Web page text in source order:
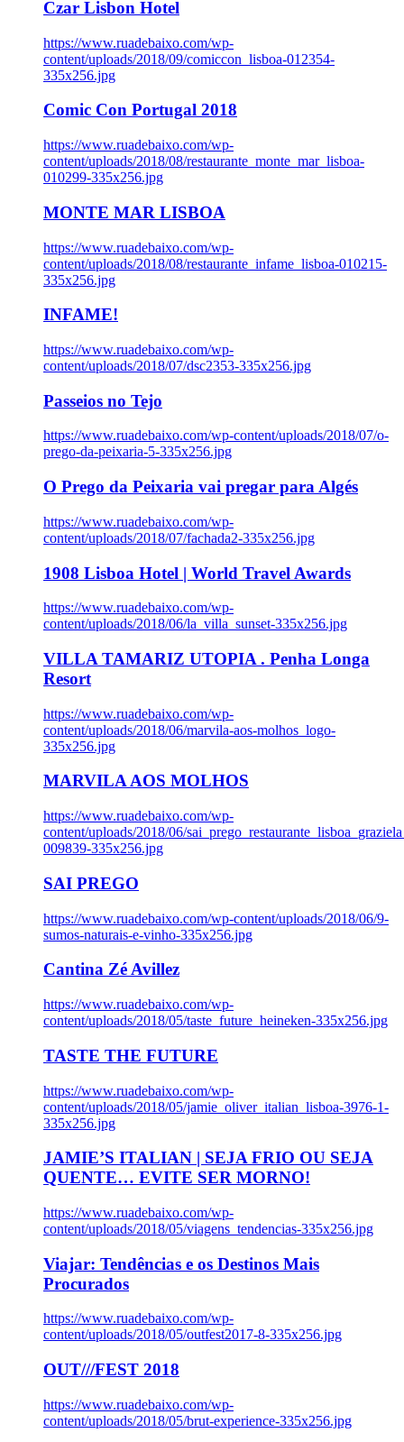
Czar Lisbon Hotel
https://www.ruadebaixo.com/wp-
content/uploads/2018/09/comiccon_lisboa-012354-
335x256.jpg
Comic Con Portugal 2018
https://www.ruadebaixo.com/wp-
content/uploads/2018/08/restaurante_monte_mar_lisboa-
010299-335x256.jpg
MONTE MAR LISBOA
https://www.ruadebaixo.com/wp-
content/uploads/2018/08/restaurante_infame_lisboa-010215-
335x256.jpg
INFAME!
https://www.ruadebaixo.com/wp-
content/uploads/2018/07/dsc2353-335x256.jpg
Passeios no Tejo
https://www.ruadebaixo.com/wp-content/uploads/2018/07/o-
prego-da-peixaria-5-335x256.jpg
O Prego da Peixaria vai pregar para Algés
https://www.ruadebaixo.com/wp-
content/uploads/2018/07/fachada2-335x256.jpg
1908 Lisboa Hotel | World Travel Awards
https://www.ruadebaixo.com/wp-
content/uploads/2018/06/la_villa_sunset-335x256.jpg
VILLA TAMARIZ UTOPIA . Penha Longa
Resort
https://www.ruadebaixo.com/wp-
content/uploads/2018/06/marvila-aos-molhos_logo-
335x256.jpg
MARVILA AOS MOLHOS
https://www.ruadebaixo.com/wp-
content/uploads/2018/06/
009839-335x256.jpg
SAI PREGO
https://www.ruadebaixo.com/wp-content/uploads/2018/06/9-
sumos-naturais-e-vinho-335x256.jpg
Cantina Zé Avillez
https://www.ruadebaixo.com/wp-
content/uploads/2018/05/taste_future_heineken-335x256.jpg
TASTE THE FUTURE
https://www.ruadebaixo.com/wp-
content/uploads/2018/05/jamie_oliver_italian_lisboa-3976-1-
335x256.jpg
JAMIE’S ITALIAN | SEJA FRIO OU SEJA
QUENTE… EVITE SER MORNO!
https://www.ruadebaixo.com/wp-
content/uploads/2018/05/viagens_tendencias-335x256.jpg
Viajar: Tendências e os Destinos Mais
Procurados
https://www.ruadebaixo.com/wp-
content/uploads/2018/05/outfest2017-8-335x256.jpg
OUT///FEST 2018
https://www.ruadebaixo.com/wp-
content/uploads/2018/05/brut-experience-335x256.jpg